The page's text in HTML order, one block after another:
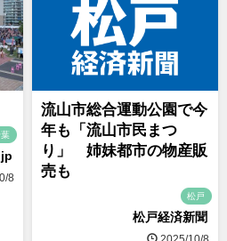
8
流山市総合運動公園で今
年も「流山市民まつ
り」 姉妹都市の物産販
売も
松戸
松戸経済新聞